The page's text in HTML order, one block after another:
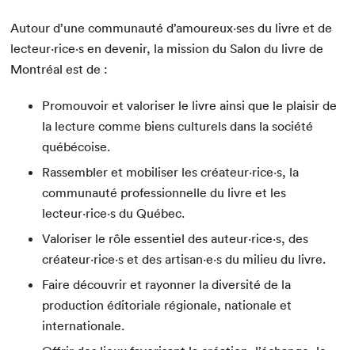
Autour d’une communauté d’amoureux·ses du livre et de
lecteur·rice·s en devenir, la mission du Salon du livre de
Montréal est de :
Promouvoir et valoriser le livre ainsi que le plaisir de
la lecture comme biens culturels dans la société
québécoise.
Rassembler et mobiliser les créateur·rice·s, la
communauté professionnelle du livre et les
lecteur·rice·s du Québec.
Valoriser le rôle essentiel des auteur·rice·s, des
créateur·rice·s et des artisan·e·s du milieu du livre.
Faire découvrir et rayonner la diversité de la
production éditoriale régionale, nationale et
internationale.